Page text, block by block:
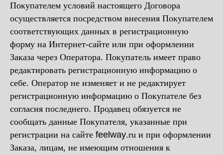
Покупателем условий настоящего Договора
осуществляется посредством внесения Покупателем
соответствующих данных в регистрационную
форму на Интернет-сайте или при оформлении
Заказа через Оператора. Покупатель имеет право
редактировать регистрационную информацию о
себе. Оператор не изменяет и не редактирует
регистрационную информацию о Покупателе без
согласия последнего. Продавец обязуется не
сообщать данные Покупателя, указанные при
регистрации на сайте feelway.ru и при оформлении
Заказа, лицам, не имеющим отношения к